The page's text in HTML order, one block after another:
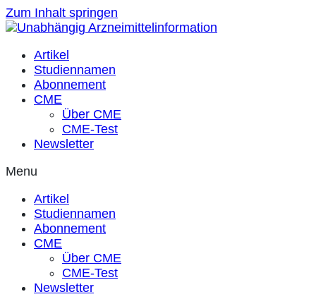
Zum Inhalt springen
Artikel
Studiennamen
Abonnement
CME
Über CME
CME-Test
Newsletter
Menu
Artikel
Studiennamen
Abonnement
CME
Über CME
CME-Test
Newsletter